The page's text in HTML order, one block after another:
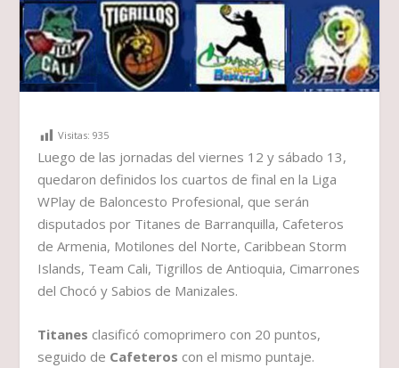
Visitas: 935
Luego de las jornadas del viernes 12 y sábado 13,
quedaron definidos los cuartos de final en la Liga
WPlay de Baloncesto Profesional, que serán
disputados por Titanes de Barranquilla, Cafeteros
de Armenia, Motilones del Norte, Caribbean Storm
Islands, Team Cali, Tigrillos de Antioquia, Cimarrones
del Chocó y Sabios de Manizales.
Titanes clasificó comoprimero con 20 puntos,
seguido de Cafeteros con el mismo puntaje.